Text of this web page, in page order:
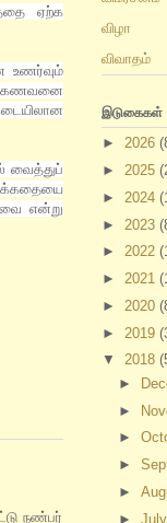
ஏற்க
உணர்வும்
கணவனை
வைத்துப்
என்று
நண்பர்
விழா
விவாதம்
இடுகைகள்
► 2026
► 2025
► 2024
► 2023
► 2022
► 2021
► 2020
► 2019
▼ 2018
►
►
►
►
►
►